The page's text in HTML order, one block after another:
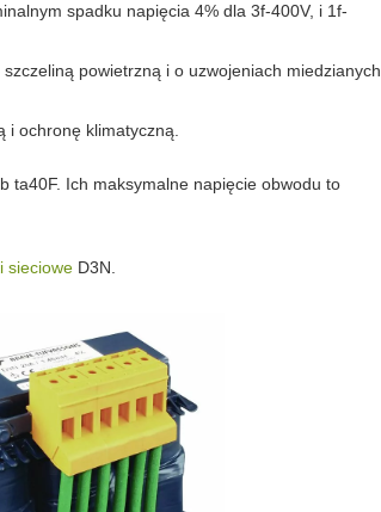
spadku napięcia 4% dla 3f-400V, i 1f-
powietrzną i o uzwojeniach miedzianych
i ochronę klimatyczną.
ta40F. Ich maksymalne napięcie obwodu to
sieciowe D3N.